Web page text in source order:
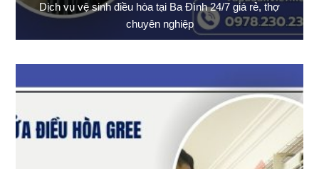
Dịch vụ vệ sinh điều hòa tại Ba Đình 24/7 giá rẻ, thợ
chuyên nghiệp